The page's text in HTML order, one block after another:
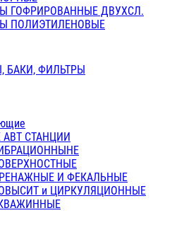
ГОФРИРОВАННЫЕ ДВУХСЛ.
ПОЛИЭТИЛЕНОВЫЕ
БАКИ, ФИЛЬТРЫ
СТАНЦИИ
И ФЕКАЛЬНЫЕ
и ЦИРКУЛЯЦИОННЫЕ